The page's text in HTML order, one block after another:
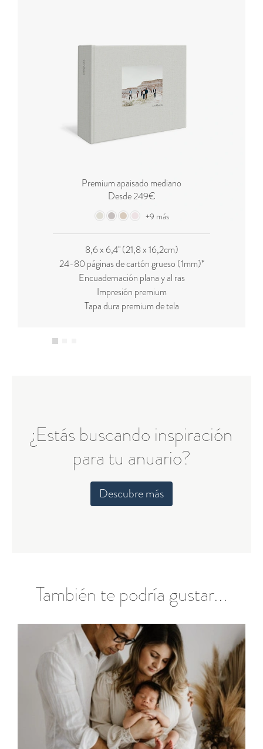
Premium apaisado mediano
Desde 249€
+9 más
8,6 x 6,4'' (21,8 x 16,2cm)
24-80 páginas de cartón grueso (1mm)*
Encuadernación plana y al ras
Impresión premium
Tapa dura premium de tela
¿Estás buscando inspiración
para tu anuario?
Descubre más
También te podría gustar...